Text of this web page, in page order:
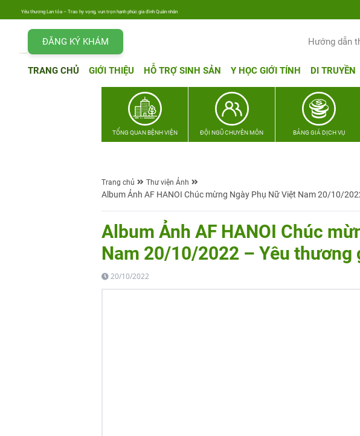
Yêu thương Lan tỏa – Trao hy vọng, vun trọn hạnh phúc gia đình Quân nhân
ĐĂNG KÝ KHÁM Hướng dẫn
TRANG CHỦ GIỚI THIỆU HỖ TRỢ SINH SẢN Y HỌC GIỚI TÍNH DI TRUYỀN
TỔNG QUAN BỆNH VIỆN ĐỘI NGŨ CHUYÊN MÔN BẢNG GIÁ DỊCH VỤ
Trang chủ Thư viện Ảnh
Album Ảnh AF HANOI Chúc mừng Ngày Phụ Nữ Việt Nam 20/10/
Album Ảnh AF HANOI Chúc
Nam 20/10/2022 – Yêu
20/10/2022